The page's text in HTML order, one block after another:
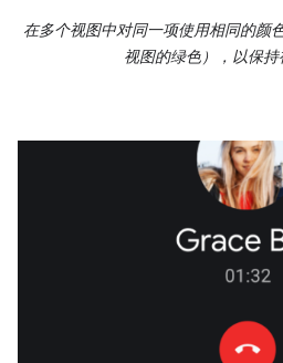
在多个视图中对同一项使用相同的颜
视图的绿色），以保持